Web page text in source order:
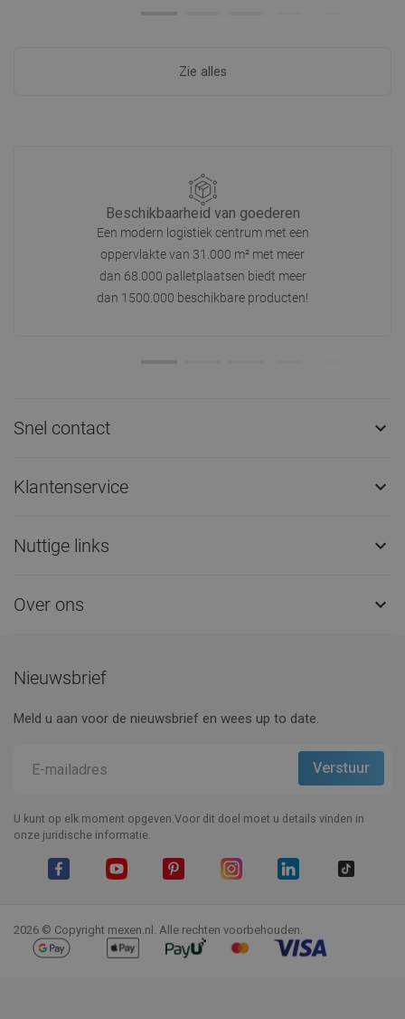
Zie alles
Beschikbaarheid van goederen
Een modern logistiek centrum met een
oppervlakte van 31.000 m² met meer
dan 68.000 palletplaatsen biedt meer
dan 1500.000 beschikbare producten!
Snel contact 
Klantenservice 
Nuttige links 
Over ons 
Nieuwsbrief
Meld u aan voor de nieuwsbrief en wees up to date.
U kunt op elk moment opgeven.Voor dit doel moet u details vinden in
onze juridische informatie.
2026 © Copyright mexen.nl. Alle rechten voorbehouden.